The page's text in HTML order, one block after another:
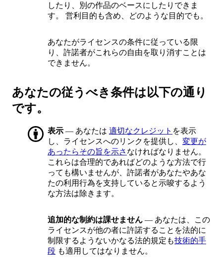
したり、別の作品のベースにしたりできま
す。 営利目的も含め、どのような目的でも。
あなたがライセンスの条件に従っている限
り、許諾者がこれらの自由を取り消すことは
できません。
あなたの従うべき条件は以下の通り
です。
表示 — あなたは 適切なクレジット を表示
し、ライセンスへのリンクを提供し、 変更が
あったらその旨を示さ なければなりません。
これらは合理的であればどのような方法で行
っても構いませんが、許諾者があなたやあな
たの利用行為を支持していると示唆するよう
な方法は除きます。
追加的な制約は課せません — あなたは、この
ライセンスが他の者に許諾することを法的に
制限するようないかなる法的規定も技術的手
段 も適用してはなりません。